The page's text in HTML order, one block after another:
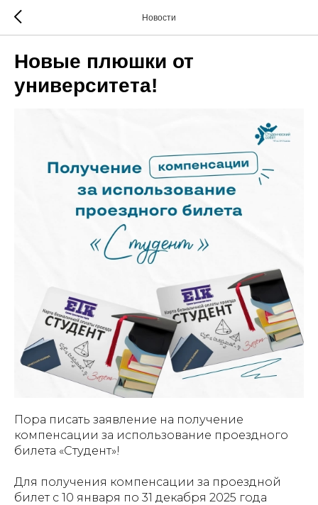
Новости
Новые плюшки от
университета!
Пора писать заявление на получение
компенсации за использование проездного
билета «Студент»!
Для получения компенсации за проездной
билет с 10 января по 31 декабря 2025 года